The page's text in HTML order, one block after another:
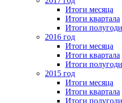
Итоги месяца
Итоги квартала
Итоги
2016 год
Итоги месяца
Итоги квартала
Итоги
2015 год
Итоги месяца
Итоги квартала
Итоги